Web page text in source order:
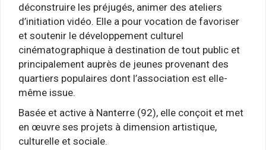
déconstruire les préjugés, animer des ateliers
d’initiation vidéo. Elle a pour vocation de favoriser
et soutenir le développement culturel
cinématographique à destination de tout public et
principalement auprès de jeunes provenant des
quartiers populaires dont l’association est elle-
même issue.
Basée et active à Nanterre (92), elle conçoit et met
en œuvre ses projets à dimension artistique,
culturelle et sociale.